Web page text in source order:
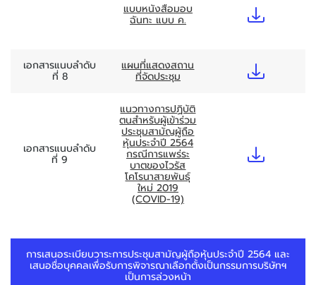
แบบหนังสือมอบ
ฉันทะ แบบ ค.
เอกสารแนบลำดับ
ที่ 8
แผนที่แสดงสถาน
ที่จัดประชุม
เอกสารแนบลำดับ
ที่ 9
แนวทางการปฏิบัติ
ตนสำหรับผู้เข้าร่วม
ประชุมสามัญผู้ถือ
หุ้นประจำปี 2564
กรณีการแพร่ระ
บาตของไวรัส
โคโรนาสายพันธุ์
ใหม่ 2019
(COVID-19)
การเสนอระเบียบวาระการประชุมสามัญผู้ถือหุ้นประจำปี 2564 และ
เสนอชื่อบุคคลเพื่อรับการพิจารณาเลือกตั้งเป็นกรรมการบริษัทฯ
เป็นการล่วงหน้า